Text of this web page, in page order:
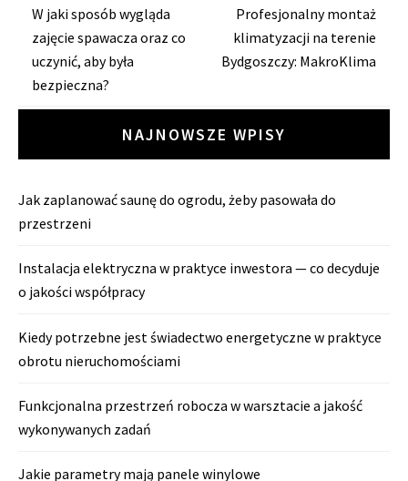
Zobacz
wpisy
W jaki sposób wygląda
zajęcie spawacza oraz co
uczynić, aby była
bezpieczna?
Profesjonalny montaż
klimatyzacji na terenie
Bydgoszczy: MakroKlima
NAJNOWSZE WPISY
Jak zaplanować saunę do ogrodu, żeby pasowała do
przestrzeni
Instalacja elektryczna w praktyce inwestora — co decyduje
o jakości współpracy
Kiedy potrzebne jest świadectwo energetyczne w praktyce
obrotu nieruchomościami
Funkcjonalna przestrzeń robocza w warsztacie a jakość
wykonywanych zadań
Jakie parametry mają panele winylowe